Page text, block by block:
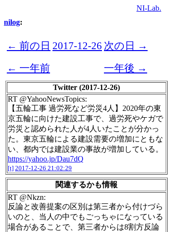
NI-Lab.
nilog:
← 前の日 2017-12-26 次の日 →
← 一年前
一年後 →
Twitter (2017-12-26)
RT @YahooNewsTopics:
【五輪工事 過労死など労災4人】2020年の東
京五輪に向けた建設工事で、過労死やケガで
労災と認められた人が4人いたことが分かっ
た。東京五輪による建設需要の増加にともな
い、都内では建設業の事故が増加している。
https://yahoo.jp/Dau7dQ
[t] 2017-12-26 21:02:29
関連するかも情報
RT @Nkzn:
反論と改善提案の区別は第三者から付けづら
いのと、当人の中でもごっちゃになっている
場合があることで、第三者からは8割方反論